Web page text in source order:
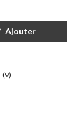
Ajouter
(9)